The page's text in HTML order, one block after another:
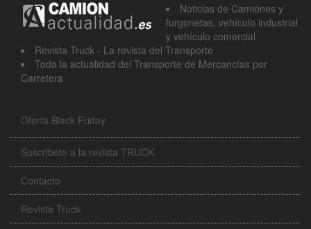
Noticias de Camiónes y
furgonetas, vehículo industrial
y vehículo comercial
Revista Truck - La revista del Transporte
Toda la actualidad del Transporte de Mercancías por
Carretera
Oferta Black Friday
Suscribete a la revista TRUCK
Contacto
Revista Truck